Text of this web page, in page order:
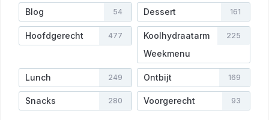
Blog 54 Dessert 161
Hoofdgerecht 477
Koolhydraatarm
Weekmenu
225
Lunch 249 Ontbijt 169
Snacks 280 Voorgerecht 93